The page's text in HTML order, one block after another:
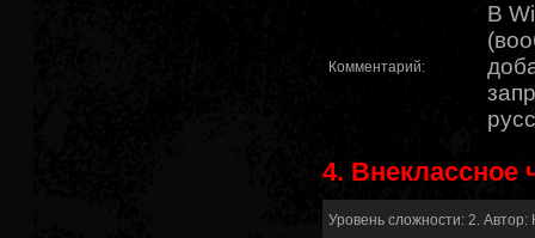
Комментарий:
В
4. Внеклассное
Уровень сложности: 2. Автор: